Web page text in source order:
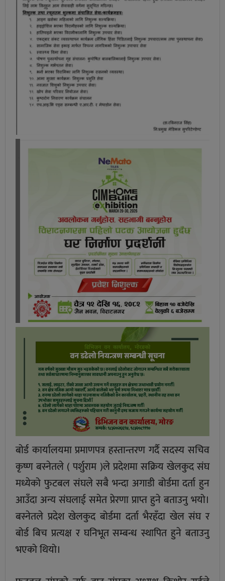
बोर्ड कार्यालयमा प्रमाणपत्र हस्तान्तरण गर्दै सदस्य सचिव
कृष्ण बस्नेतले ( पर्शुराम )ले प्रदेशमा सक्रिय खेलकुद संघ
मध्येको फुटबल संघले सबै भन्दा अगाडी बोर्डमा दर्ता हुन
आउँदा अन्य संघलाई समेत प्रेरणा प्राप्त हुने बताउनु भयो।
बस्नेतले प्रदेश खेलकुद बोर्डमा दर्ता भैरहँदा खेल संघ र
बोर्ड बिच प्रत्यक्ष र घनिभूत सम्बन्ध स्थापित हुने बताउनु
भएको थियो।